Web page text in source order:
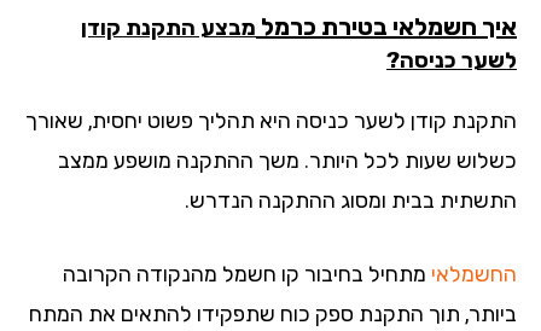
חשמלאי בטירת כרמלמבצע התקנת קודן
כניסה?
קודן לשער כניסה היא תהליך פשוט יחסית, שאורך
שעות לכל היותר. משך ההתקנה מושפע ממצב
בבית ומסוג ההתקנה הנדרש.
מתחיל בחיבור קו חשמל מהנקודה הקרובה
תוך התקנת ספק כוח שתפקידו להתאים את המתח